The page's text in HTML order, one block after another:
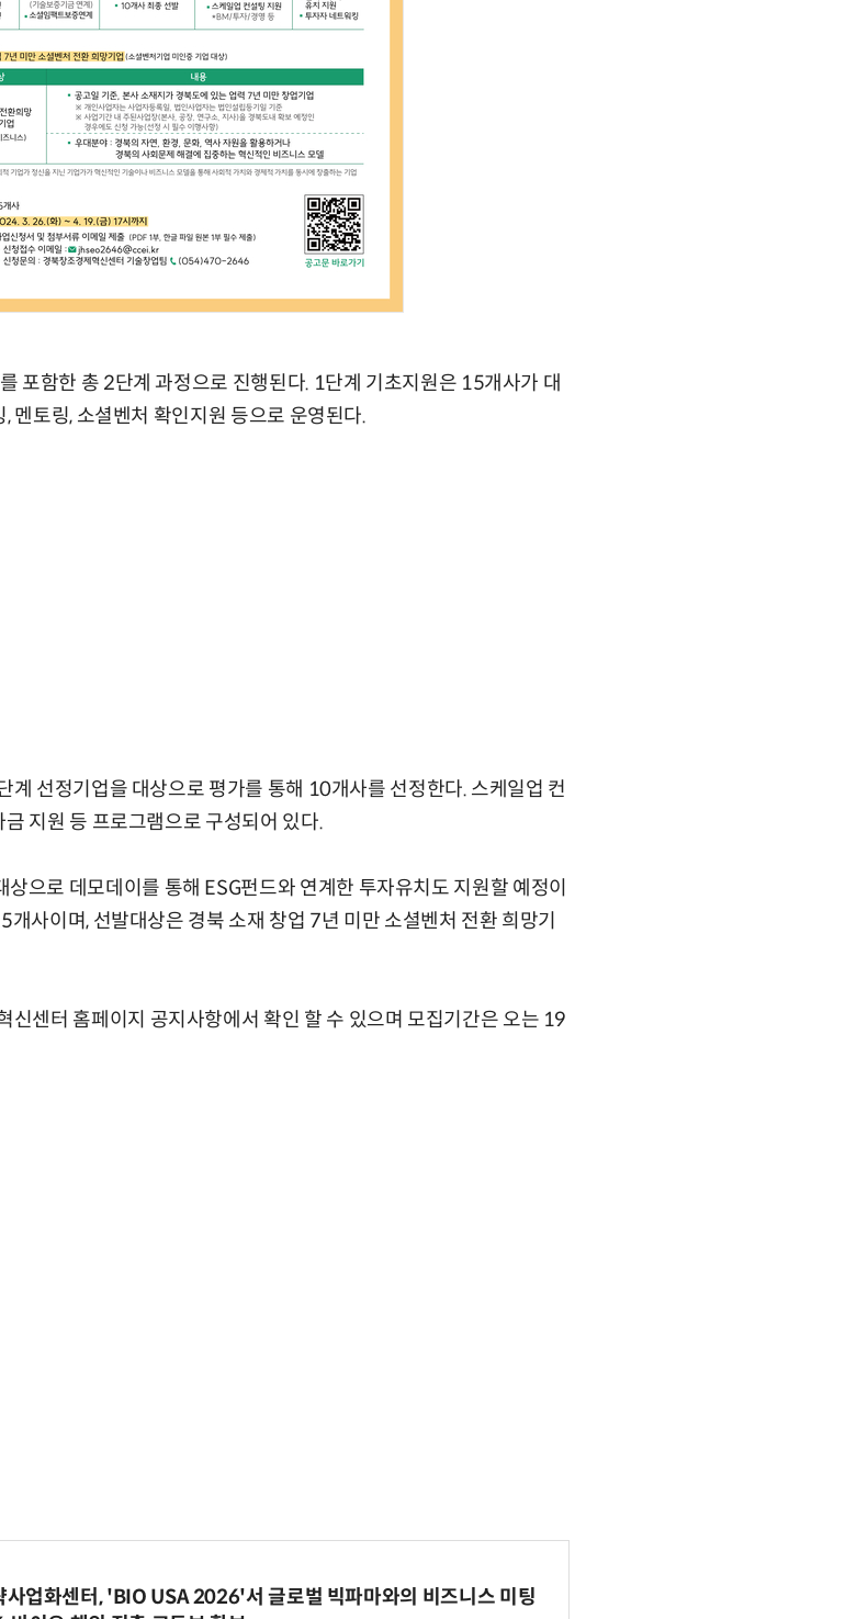
포함한 총 2단계 과정으로 진행된다. 1단계 기초지원은 15개사가 대
멘토링, 소셜벤처 확인지원 등으로 운영된다.
선정기업을 대상으로 평가를 통해 10개사를 선정한다. 스케일업 컨
지원 등 프로그램으로 구성되어 있다.
으로 데모데이를 통해 ESG펀드와 연계한 투자유치도 지원할 예정이
사이며, 선발대상은 경북 소재 창업 7년 미만 소셜벤처 전환 희망기
신센터 홈페이지 공지사항에서 확인 할 수 있으며 모집기간은 오는 19
사업화센터, 'BIO USA 2026'서 글로벌 빅파마와의 비즈니스 미팅